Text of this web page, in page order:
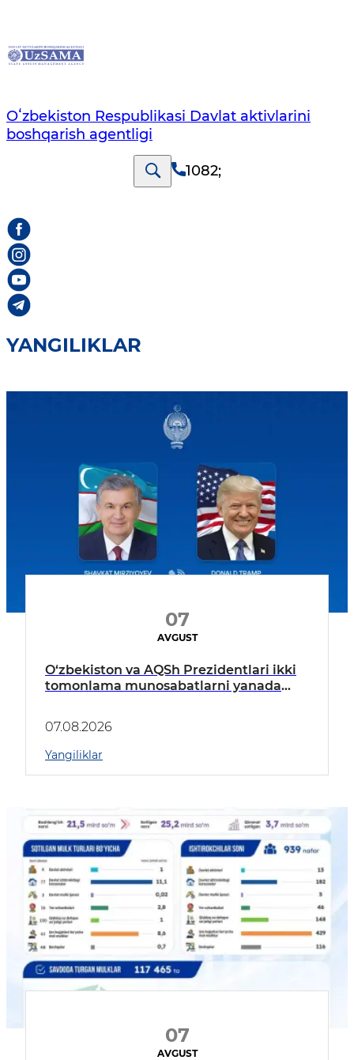
Oʻzbekiston Respublikasi Davlat aktivlarini
boshqarish agentligi
1082;
YANGILIKLAR
07
AVGUST
O‘zbekiston va AQSh Prezidentlari ikki
tomonlama munosabatlarni yanada
07.08.2026
Yangiliklar
07
AVGUST